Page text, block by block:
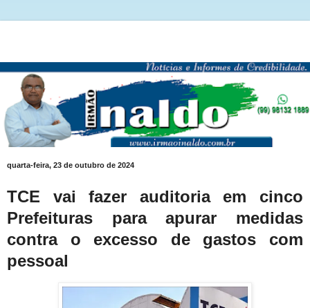
quarta-feira, 23 de outubro de 2024
TCE vai fazer auditoria em cinco
Prefeituras para apurar medidas
contra o excesso de gastos com
pessoal